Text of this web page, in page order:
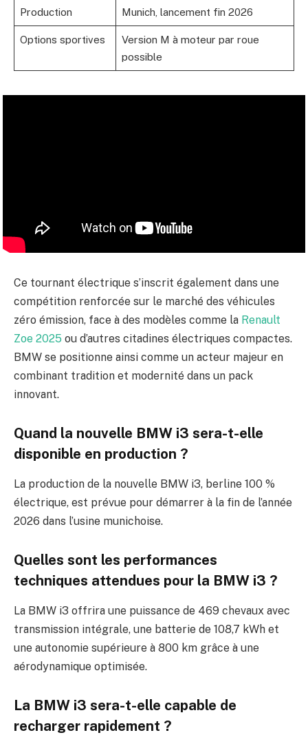
Production Munich, lancement fin 2026
Options sportives
Version M à moteur par roue
possible
Ce tournant électrique s’inscrit également dans une
compétition renforcée sur le marché des véhicules
zéro émission, face à des modèles comme la Renault
Zoe 2025 ou d’autres citadines électriques compactes.
BMW se positionne ainsi comme un acteur majeur en
combinant tradition et modernité dans un pack
innovant.
Quand la nouvelle BMW i3 sera-t-elle
disponible en production ?
La production de la nouvelle BMW i3, berline 100 %
électrique, est prévue pour démarrer à la fin de l’année
2026 dans l’usine munichoise.
Quelles sont les performances
techniques attendues pour la BMW i3 ?
La BMW i3 offrira une puissance de 469 chevaux avec
transmission intégrale, une batterie de 108,7 kWh et
une autonomie supérieure à 800 km grâce à une
aérodynamique optimisée.
La BMW i3 sera-t-elle capable de
recharger rapidement ?